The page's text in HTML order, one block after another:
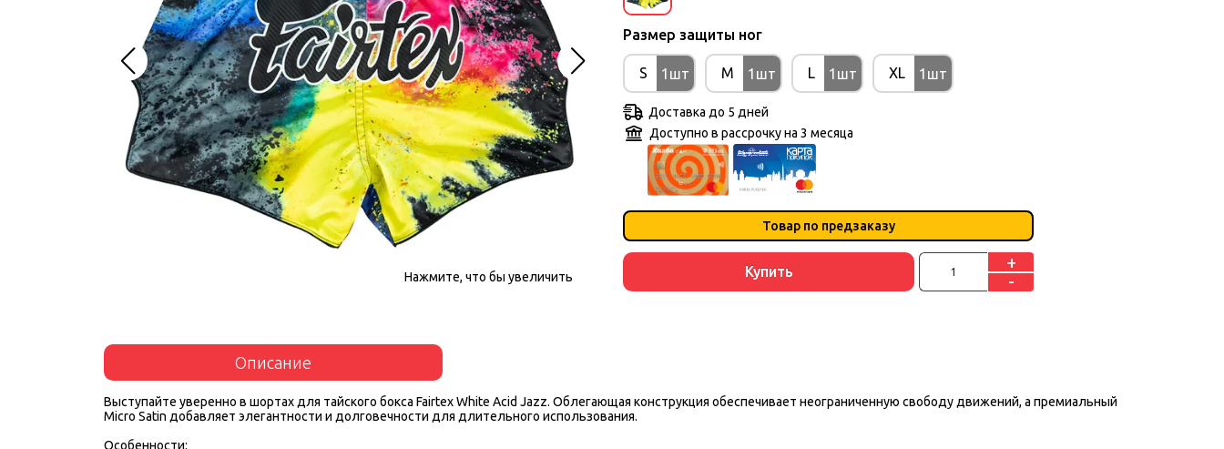
Нажмите, что бы увеличить
Размер защиты ног
S 1шт M 1шт L 1шт XL 1шт
Доставка до 5 дней
Доступно в рассрочку на 3 месяца
Товар по предзаказу
Купить
+
-
Описание
Выступайте уверенно в шортах для тайского бокса Fairtex White Acid Jazz. Облегающая конструкция обеспечивает неограниченную свободу движений, а премиальный
Micro Satin добавляет элегантности и долговечности для длительного использования.
Особенности: